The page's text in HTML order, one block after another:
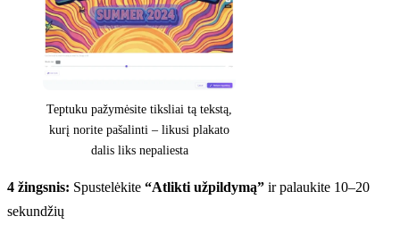
Teptuku pažymėsite tiksliai tą tekstą,
kurį norite pašalinti – likusi plakato
dalis liks nepaliesta
4 žingsnis: Spustelėkite “Atlikti užpildymą” ir palaukite 10–20
sekundžių